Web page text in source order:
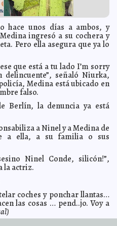
orientó a quienes buscan
comparativo a los integrantes de la
Ariel Martín
a revalorar la imagen del
buscar a los protagonistas de
Kamila López
responsables en pro de la
Elena Martin
llevan sonrisas al CAAM del
de ser atacada por un tiburón
arrojarían a compañero a vías del
Frío 48: Se esperan más lluvias
hace unos días a ambos, y
ingresó a su cochera y
Pero ella asegura que ya lo
que está a tu lado I’m sorry
señaló Niurka,
Medina está ubicado en
falso.
Berlín, la denuncia ya está
a Ninel y a Medina de
a ella, a su familia o sus
Ninel Conde, silicón!”,
la actriz.
coches y ponchar llantas…
las cosas … pend..jo. Voy a